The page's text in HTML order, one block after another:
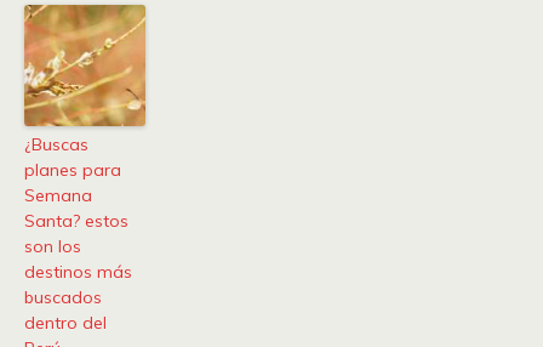
¿Buscas
planes para
Semana
Santa? estos
son los
destinos más
buscados
dentro del